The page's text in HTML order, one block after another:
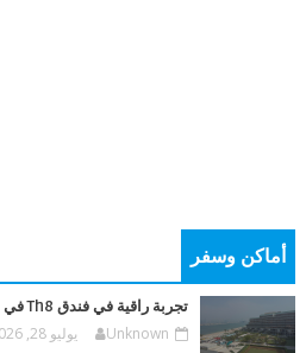
أماكن وسفر
تجربة راقية في فندق Th8 في نخلة جميرا بدبي
Unknown يوليو 28, 2026